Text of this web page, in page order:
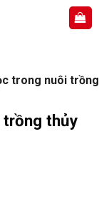
trong nuôi trồng
trồng thủy